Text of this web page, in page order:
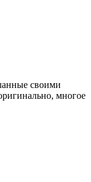
своими
многое